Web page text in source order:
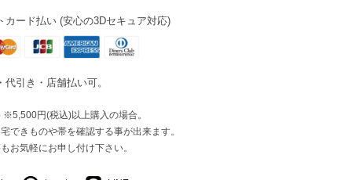
カード払い (安心の3Dセキュア対応)
代引き・店舗払い可。
※5,500円(税込)以上購入の場合。
できものや帯を確認する事が出来ます。
お気軽にお申し付け下さい。